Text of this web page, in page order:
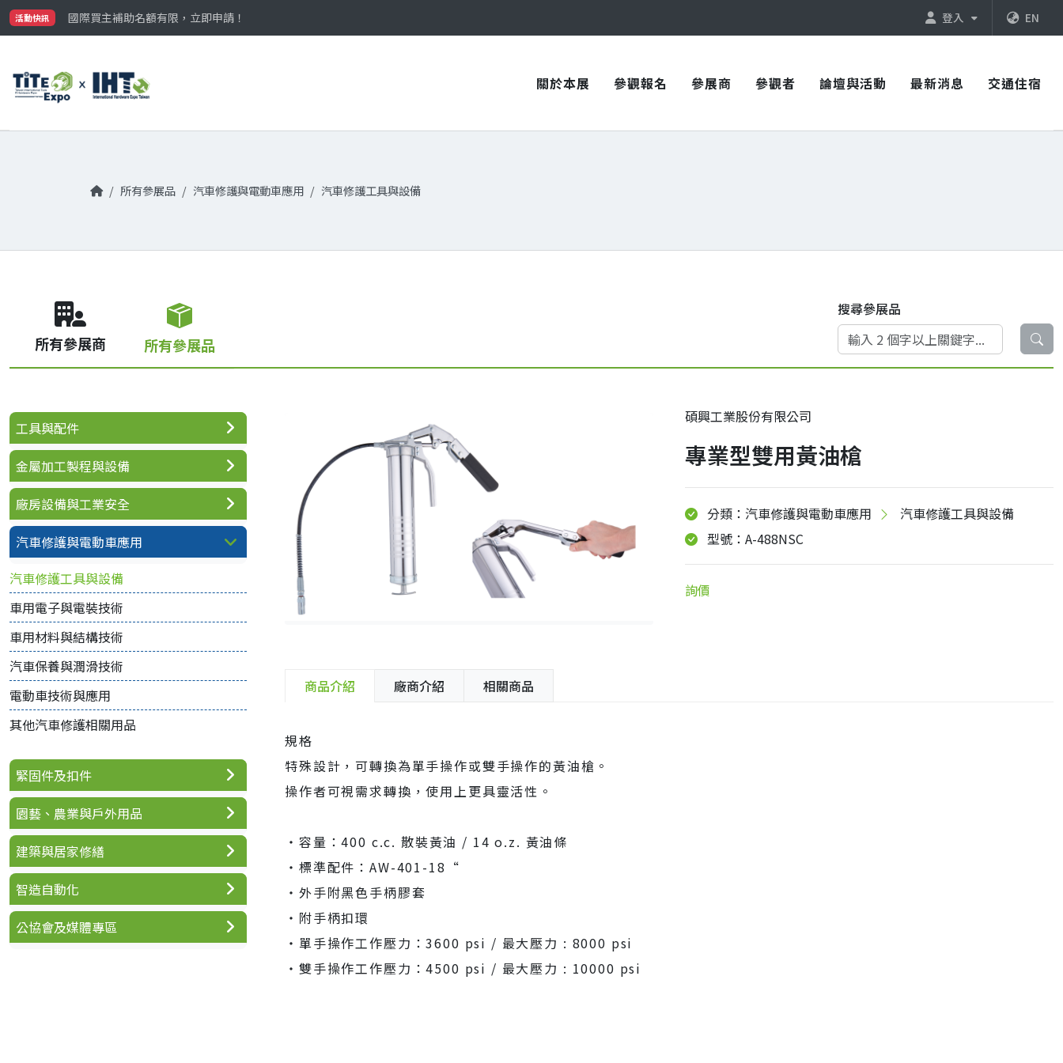
活動快訊
國際買主補助名額有限，立即申請！
參觀門票開放申請中‼️
登入 EN
關於本展 參觀報名 參展商 參觀者 論壇與活動 最新消息 交通住宿
所有參展品 汽車修護與電動車應用 汽車修護工具與設備
所有參展商 所有參展品
搜尋參展品
碩興工業股份有限公司
專業型雙用黃油槍
分類：汽車修護與電動車應用
汽車修護工具與設備
型號：A-488NSC
詢價
商品介紹 廠商介紹 相關商品
規格
特殊設計，可轉換為單手操作或雙手操作的黃油槍。
操作者可視需求轉換，使用上更具靈活性。
‧容量：400 c.c. 散裝黃油 / 14 o.z. 黃油條
‧標準配件：AW-401-18“
‧外手附黑色手柄膠套
‧附手柄扣環
‧單手操作工作壓力：3600 psi / 最大壓力 : 8000 psi
‧雙手操作工作壓力：4500 psi / 最大壓力 : 10000 psi
工具與配件
金屬加工製程與設備
廠房設備與工業安全
汽車修護與電動車應用
汽車修護工具與設備
車用電子與電裝技術
車用材料與結構技術
汽車保養與潤滑技術
電動車技術與應用
其他汽車修護相關用品
緊固件及扣件
園藝、農業與戶外用品
建築與居家修繕
智造自動化
公協會及媒體專區